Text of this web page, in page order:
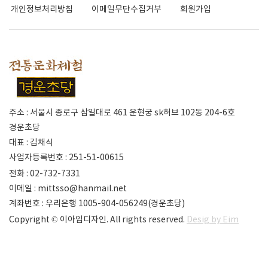
개인정보처리방침 이메일무단수집거부 회원가입
주소 : 서울시 종로구 삼일대로 461 운현궁 sk허브 102동 204-6호
경운초당
대표 : 김채식
사업자등록번호 : 251-51-00615
전화 : 02-732-7331
이메일 : mittsso@hanmail.net
계좌번호 : 우리은행 1005-904-056249(경운초당)
Copyright © 이아임디자인. All rights reserved. Desig by Eim